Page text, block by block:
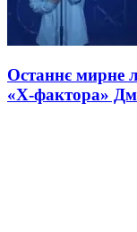
Останнє мирне
«Х-фактора»